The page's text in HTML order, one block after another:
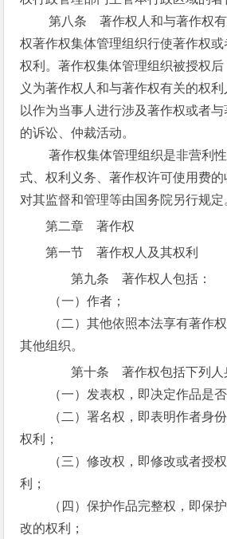
第八条 著作权人和与著作权有
权著作权集体管理组织行使著作权
权利。著作权集体管理组织被授权
义为著作权人和与著作权有关的权
以作为当事人进行涉及著作权或者与
的诉讼、仲裁活动。
著作权集体管理组织是非营利性
式、权利义务、著作权许可使用费的
对其监督和管理等由国务院另行规定
第二章 著作权
第一节 著作权人及其权利
第九条 著作权人包括：
（一）作者；
（二）其他依照本法享有著作权
其他组织。
第十条 著作权包括下列人
（一）发表权，即决定作品是否
（二）署名权，即表明作者身份
权利；
（三）修改权，即修改或者授权
利；
（四）保护作品完整权，即保护
改的权利；